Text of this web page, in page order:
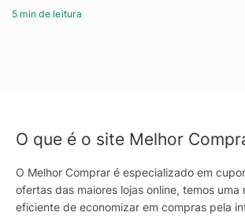
5 min de leitura
O que é o site Melhor
O Melhor Comprar é especializado em
ofertas das maiores lojas online, temos uma
eficiente de economizar em compras pela